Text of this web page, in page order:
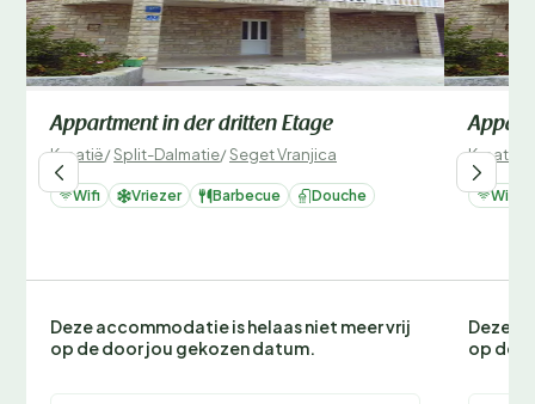
Appartment in der dritten Etage
Kroatië/Split-Dalmatie/Seget Vranjica
Wifi Vriezer Barbecue Douche
Deze accommodatie is helaas niet meer vrij
op de door jou gekozen datum.
Kroatië
Wifi
Deze
op de